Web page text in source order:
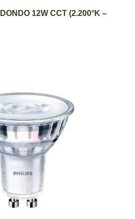
AL CARRITO
12W CCT (2.200°K –